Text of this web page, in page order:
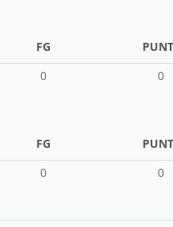
FG
0 0
FG
0 0